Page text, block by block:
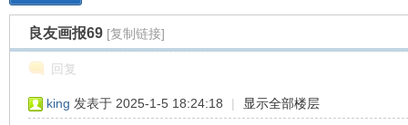
» › ›
良友画报69 [复制链接]
回复
king 发表于 2025-1-5 18:24:18 | 显示全部楼层